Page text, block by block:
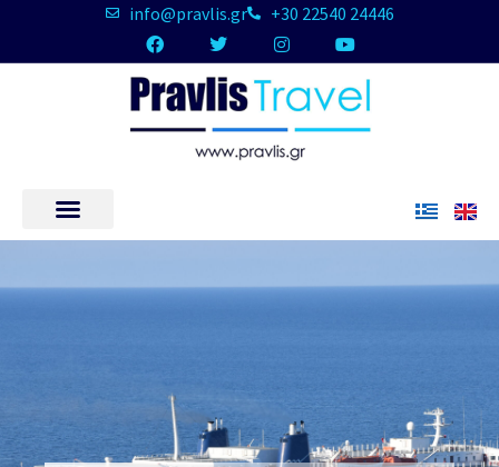
info@pravlis.gr +30 22540 24446